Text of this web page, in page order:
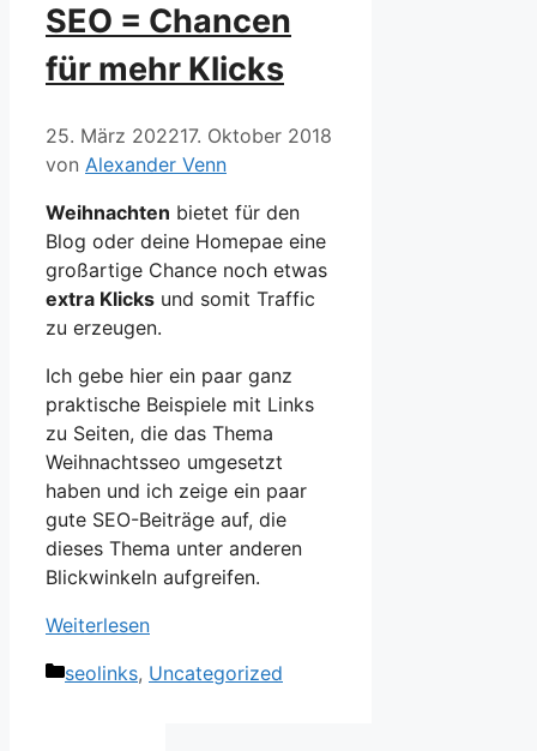
SEO = Chancen
für mehr Klicks
25. März 202217. Oktober 2018
von Alexander Venn
Weihnachten bietet für den
Blog oder deine Homepae eine
großartige Chance noch etwas
extra Klicks und somit Traffic
zu erzeugen.
Ich gebe hier ein paar ganz
praktische Beispiele mit Links
zu Seiten, die das Thema
Weihnachtsseo umgesetzt
haben und ich zeige ein paar
gute SEO-Beiträge auf, die
dieses Thema unter anderen
Blickwinkeln aufgreifen.
Weiterlesen
Kategorien
seolinks, Uncategorized